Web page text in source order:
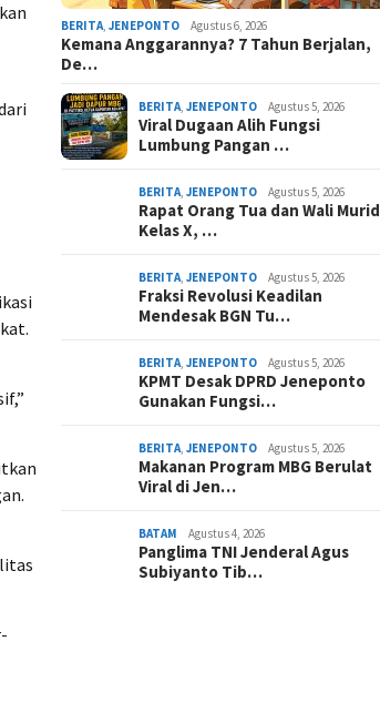
BERITA ,JENEPONTO Agustus 6, 2026
Kemana Anggarannya? 7 Tahun Berjalan,
De…
BERITA ,JENEPONTO Agustus 5, 2026
Viral Dugaan Alih Fungsi
Lumbung Pangan …
BERITA ,JENEPONTO Agustus 5, 2026
Rapat Orang Tua dan Wali Murid
Kelas X, …
BERITA ,JENEPONTO Agustus 5, 2026
Fraksi Revolusi Keadilan
Mendesak BGN Tu…
BERITA ,JENEPONTO Agustus 5, 2026
KPMT Desak DPRD Jeneponto
Gunakan Fungsi…
BERITA ,JENEPONTO Agustus 5, 2026
Makanan Program MBG Berulat
Viral di Jen…
BATAM Agustus 4, 2026
Panglima TNI Jenderal Agus
Subiyanto Tib…